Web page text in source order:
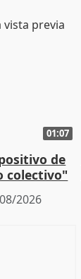
01:07
de
colectivo"
2026